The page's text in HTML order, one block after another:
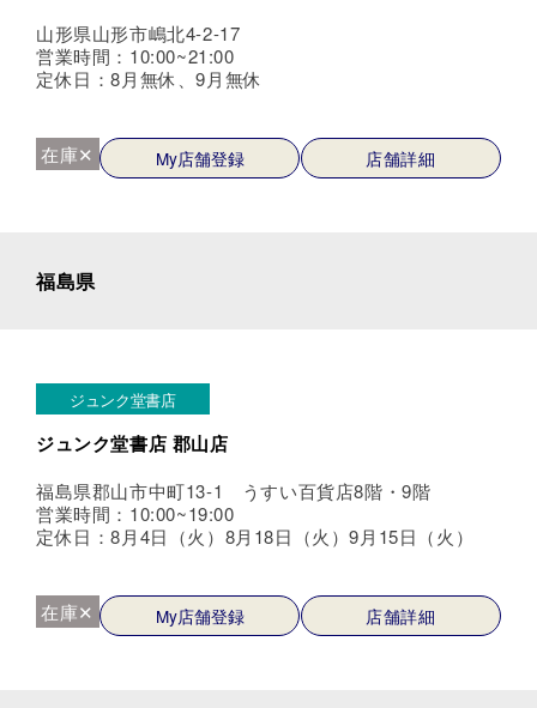
山形県山形市嶋北4-2-17
営業時間：10:00~21:00
定休日：8月無休、9月無休
在庫✕ My店舗登録 店舗詳細
福島県
ジュンク堂書店
ジュンク堂書店 郡山店
福島県郡山市中町13-1 うすい百貨店8階・9階
営業時間：10:00~19:00
定休日：8月4日（火）8月18日（火）9月15日（火）
在庫✕ My店舗登録 店舗詳細